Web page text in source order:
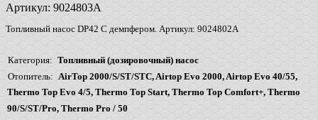
Артикул: 9024803A
Топливный насос DP42 С демпфером. Артикул: 9024802A
Категория
Топливный (дозировочный) насос
Отопитель
AirTop 2000/S/ST/STC, Airtop Evo 2000, Airtop Evo 40/55,
Thermo Top Evo 4/5, Thermo Top Start, Thermo Top Comfort+, Thermo
90/S/ST/Pro, Thermo Pro / 50